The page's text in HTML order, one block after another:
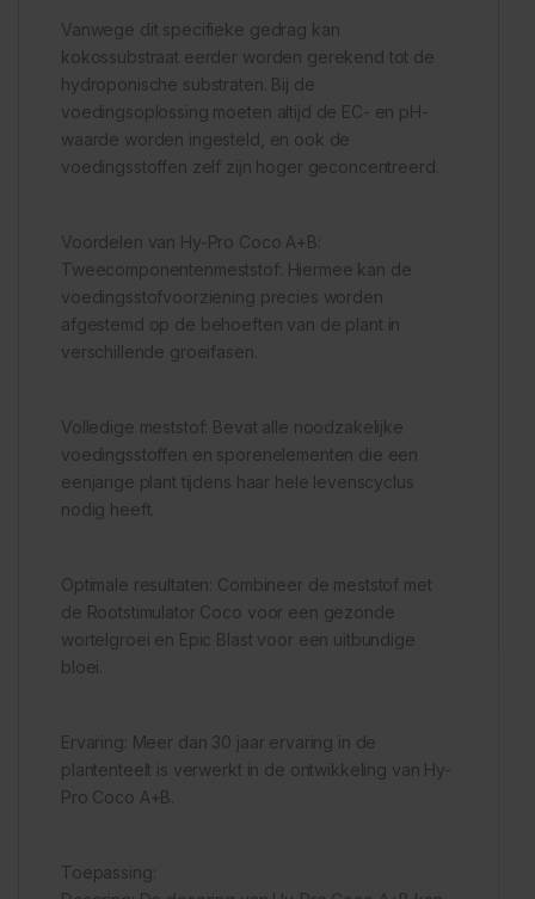
Vanwege dit specifieke gedrag kan
kokossubstraat eerder worden gerekend tot de
hydroponische substraten. Bij de
voedingsoplossing moeten altijd de EC- en pH-
waarde worden ingesteld, en ook de
voedingsstoffen zelf zijn hoger geconcentreerd.
Voordelen van Hy-Pro Coco A+B:
Tweecomponentenmeststof: Hiermee kan de
voedingsstofvoorziening precies worden
afgestemd op de behoeften van de plant in
verschillende groeifasen.
Volledige meststof: Bevat alle noodzakelijke
voedingsstoffen en sporenelementen die een
eenjarige plant tijdens haar hele levenscyclus
nodig heeft.
Optimale resultaten: Combineer de meststof met
de Rootstimulator Coco voor een gezonde
wortelgroei en Epic Blast voor een uitbundige
bloei.
Ervaring: Meer dan 30 jaar ervaring in de
plantenteelt is verwerkt in de ontwikkeling van Hy-
Pro Coco A+B.
Toepassing: